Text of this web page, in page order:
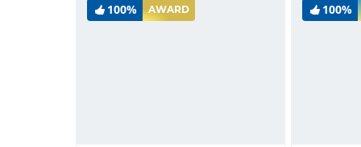
100% AWARD 100%